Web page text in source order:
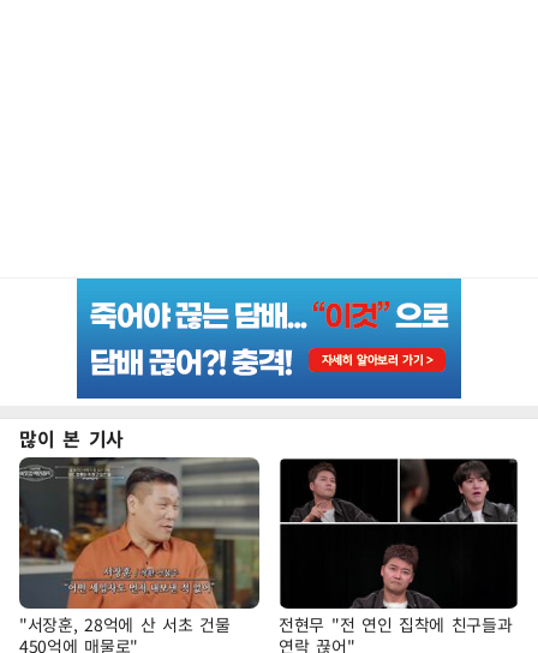
많이 본 기사
"서장훈, 28억에 산 서초 건물
450억에 매물로"
전현무 "전 연인 집착에 친구들과
연락 끊어"